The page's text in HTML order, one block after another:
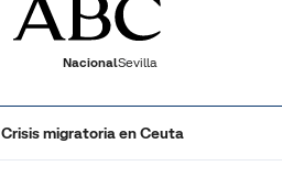
NacionalSevilla
Crisis migratoria en Ceuta